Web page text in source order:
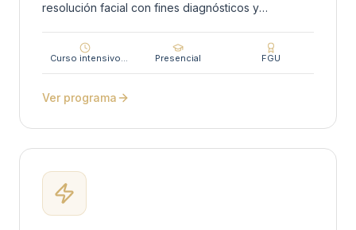
resolución facial con fines diagnósticos y
dermatocosméticos.
Curso intensivo
Presencial FGU
Ver programa